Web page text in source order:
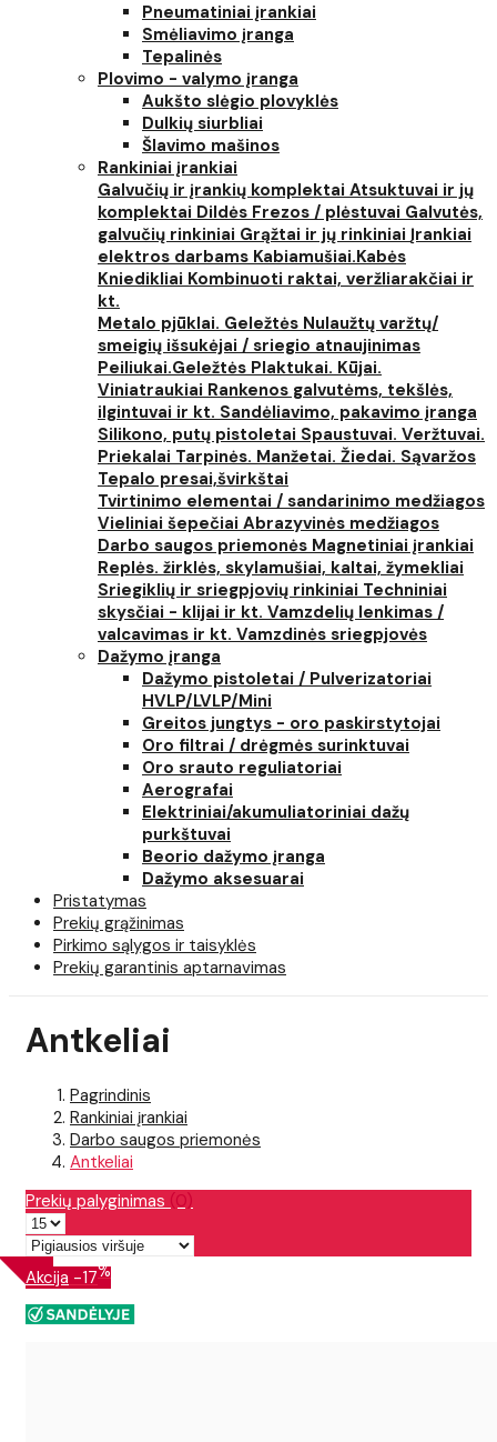
Pneumatiniai įrankiai
Smėliavimo įranga
Tepalinės
Plovimo - valymo įranga
Aukšto slėgio plovyklės
Dulkių siurbliai
Šlavimo mašinos
Rankiniai įrankiai
Galvučių ir įrankių komplektai Atsuktuvai ir jų
komplektai Dildės Frezos / plėstuvai Galvutės,
galvučių rinkiniai Grąžtai ir jų rinkiniai Įrankiai
elektros darbams Kabiamušiai.Kabės
Kniedikliai Kombinuoti raktai, veržliarakčiai ir
kt.
Metalo pjūklai. Geležtės Nulaužtų varžtų/
smeigių išsukėjai / sriegio atnaujinimas
Peiliukai.Geležtės Plaktukai. Kūjai.
Viniatraukiai Rankenos galvutėms, tekšlės,
ilgintuvai ir kt. Sandėliavimo, pakavimo įranga
Silikono, putų pistoletai Spaustuvai. Veržtuvai.
Priekalai Tarpinės. Manžetai. Žiedai. Sąvaržos
Tepalo presai,švirkštai
Tvirtinimo elementai / sandarinimo medžiagos
Vieliniai šepečiai Abrazyvinės medžiagos
Darbo saugos priemonės Magnetiniai įrankiai
Replės. žirklės, skylamušiai, kaltai, žymekliai
Sriegiklių ir sriegpjovių rinkiniai Techniniai
skysčiai - klijai ir kt. Vamzdelių lenkimas /
valcavimas ir kt. Vamzdinės sriegpjovės
Dažymo įranga
Dažymo pistoletai / Pulverizatoriai
HVLP/LVLP/Mini
Greitos jungtys - oro paskirstytojai
Oro filtrai / drėgmės surinktuvai
Oro srauto reguliatoriai
Aerografai
Elektriniai/akumuliatoriniai dažų
purkštuvai
Beorio dažymo įranga
Dažymo aksesuarai
Pristatymas
Prekių grąžinimas
Pirkimo sąlygos ir taisyklės
Prekių garantinis aptarnavimas
Antkeliai
Pagrindinis
Rankiniai įrankiai
Darbo saugos priemonės
Antkeliai
Prekių palyginimas (0)
Akcija -17%